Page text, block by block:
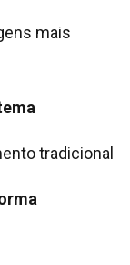
mais
tradicional